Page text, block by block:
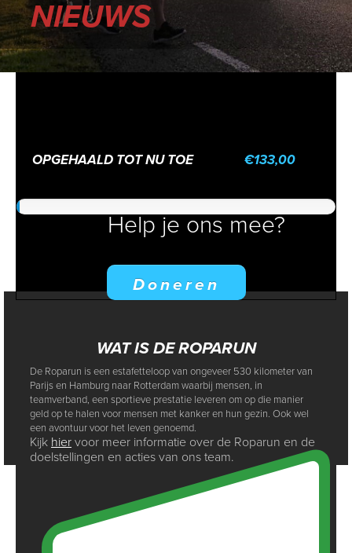
OPGEHAALD TOT NU TOE €133,00
Help je ons mee?
Doneren
WAT IS DE ROPARUN
De Roparun is een estafetteloop van ongeveer 530 kilometer van
Parijs en Hamburg naar Rotterdam waarbij mensen, in
teamverband, een sportieve prestatie leveren om op die manier
geld op te halen voor mensen met kanker en hun gezin. Ook wel
een avontuur voor het leven genoemd.
Kijk hier voor meer informatie over de Roparun en de
doelstellingen en acties van ons team.
NIEUWS